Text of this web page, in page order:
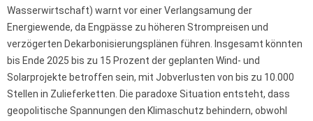
Wasserwirtschaft) warnt vor einer Verlangsamung der
Energiewende, da Engpässe zu höheren Strompreisen und
verzögerten Dekarbonisierungsplänen führen. Insgesamt könnten
bis Ende 2025 bis zu 15 Prozent der geplanten Wind- und
Solarprojekte betroffen sein, mit Jobverlusten von bis zu 10.000
Stellen in Zulieferketten. Die paradoxe Situation entsteht, dass
geopolitische Spannungen den Klimaschutz behindern, obwohl